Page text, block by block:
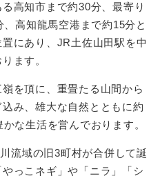
高知市まで約30分、最寄り
高知龍馬空港まで約15分と
置にあり、JR土佐山田駅を中
ます。
を頂に、重畳たる山間から
み、雄大な自然とともに約
な生活を営んでおります。
流域の旧3町村が合併して誕
っこネギ」や「ニラ」「シ